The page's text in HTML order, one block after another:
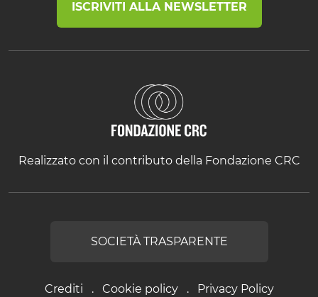
ISCRIVITI ALLA NEWSLETTER
Realizzato con il contributo della Fondazione CRC
Crediti Cookie policy Privacy Policy
SOCIETÀ TRASPARENTE